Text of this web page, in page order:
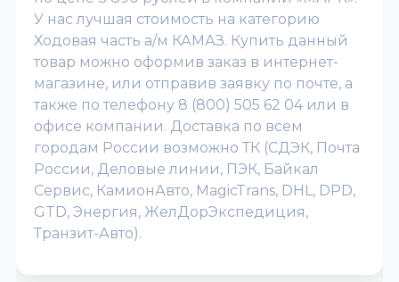
У нас лучшая стоимость на категорию
Ходовая часть а/м КАМАЗ. Купить данный
товар можно оформив заказ в интернет-
магазине, или отправив заявку по почте, а
также по телефону 8 (800) 505 62 04 или в
офисе компании. Доставка по всем
городам России возможно ТК (СДЭК, Почта
России, Деловые линии, ПЭК, Байкал
Сервис, КамионАвто, MagicTrans, DHL, DPD,
GTD, Энергия, ЖелДорЭкспедиция,
Транзит-Авто).